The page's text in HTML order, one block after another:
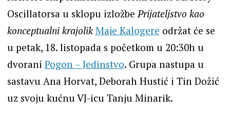
Oscillatorsa u sklopu izložbePrijateljstvo kao
konceptualni krajolik Maje Kalogere održat će se
u petak, 18. listopada s početkom u 20:30h u
dvorani Pogon – Jedinstvo. Grupa nastupa u
sastavu Ana Horvat, Deborah Hustić i Tin Dožić
uz svoju kućnu VJ-icu Tanju Minarik.